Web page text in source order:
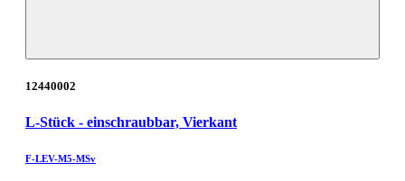
12440002
L-Stück - einschraubbar, Vierkant
F-LEV-M5-MSv